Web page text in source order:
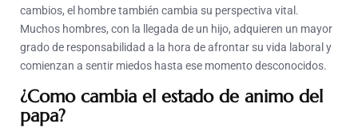
cambios, el hombre también cambia su perspectiva vital.
Muchos hombres, con la llegada de un hijo, adquieren un mayor
grado de responsabilidad a la hora de afrontar su vida laboral y
comienzan a sentir miedos hasta ese momento desconocidos.
¿Como cambia el estado de animo del
papa?